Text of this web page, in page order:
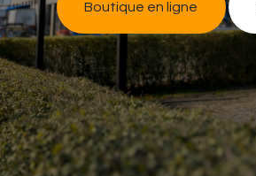
Boutique en ligne